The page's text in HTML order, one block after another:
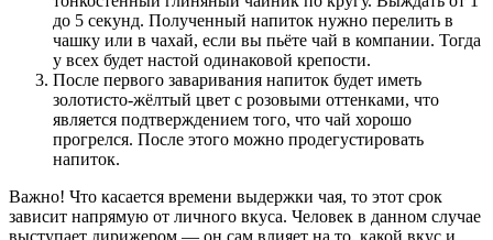
до 5 секунд. Полученный напиток нужно перелить в
чашку или в чахай, если вы пьёте чай в компании. Тогда
у всех будет настой одинаковой крепости.
После первого заваривания напиток будет иметь
золотисто-жёлтый цвет с розовыми оттенками, что
является подтверждением того, что чай хорошо
прогрелся. После этого можно продегустировать
напиток.
Важно! Что касается времени выдержки чая, то этот срок
зависит напрямую от личного вкуса. Человек в данном случае